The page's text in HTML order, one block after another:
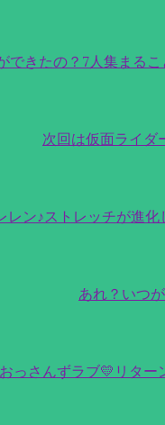
できたの？7人集ま
次回は仮面ライダ
レン♪ストレッチが進
あれ？いつ
おっさんずラブ💛リター